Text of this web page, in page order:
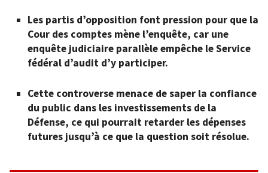
Les partis d’opposition font pression pour que la
Cour des comptes mène l’enquête, car une
enquête judiciaire parallèle empêche le Service
fédéral d’audit d’y participer.
Cette controverse menace de saper la confiance
du public dans les investissements de la
Défense, ce qui pourrait retarder les dépenses
futures jusqu’à ce que la question soit résolue.